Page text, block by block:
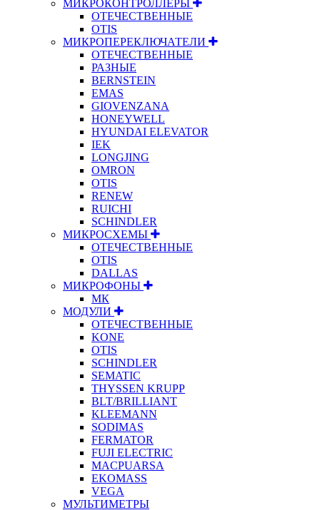
МИКРОКОНТРОЛЛЕРЫ
ОТЕЧЕСТВЕННЫЕ
OTIS
МИКРОПЕРЕКЛЮЧАТЕЛИ
ОТЕЧЕСТВЕННЫЕ
РАЗНЫЕ
BERNSTEIN
EMAS
GIOVENZANA
HONEYWELL
HYUNDAI ELEVATOR
IEK
LONGJING
OMRON
OTIS
RENEW
RUICHI
SCHINDLER
МИКРОСХЕМЫ
ОТЕЧЕСТВЕННЫЕ
OTIS
DALLAS
МИКРОФОНЫ
МК
МОДУЛИ
ОТЕЧЕСТВЕННЫЕ
KONE
OTIS
SCHINDLER
SEMATIC
THYSSEN KRUPP
BLT/BRILLIANT
KLEEMANN
SODIMAS
FERMATOR
FUJI ELECTRIC
MACPUARSA
EKOMASS
VEGA
МУЛЬТИМЕТРЫ